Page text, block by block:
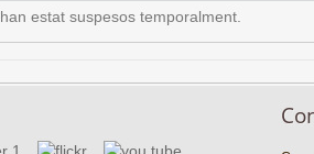
estat suspesos temporalment.